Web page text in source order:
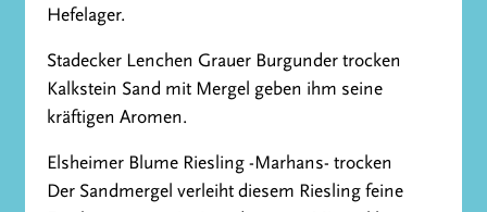
Hefelager.
Stadecker Lenchen Grauer Burgunder trocken
Kalkstein Sand mit Mergel geben ihm seine
kräftigen Aromen.
Elsheimer Blume Riesling -Marhans- trocken
Der Sandmergel verleiht diesem Riesling feine